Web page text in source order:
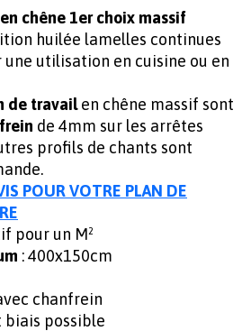
chêne 1er choix massif
huilée lamelles continues
utilisation en cuisine ou en
de travailen chêne massif sont
de 4mm sur les arrêtes
profils de chants sont
POUR VOTRE PLAN DE
pour un M²
: 400x150cm
chanfrein
biais possible